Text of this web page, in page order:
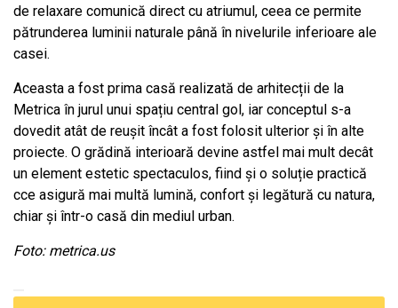
de relaxare comunică direct cu atriumul, ceea ce permite
pătrunderea luminii naturale până în nivelurile inferioare ale
casei.
Aceasta a fost prima casă realizată de arhitecții de la
Metrica în jurul unui spațiu central gol, iar conceptul s-a
dovedit atât de reușit încât a fost folosit ulterior și în alte
proiecte. O grădină interioară devine astfel mai mult decât
un element estetic spectaculos, fiind și o soluție practică
cce asigură mai multă lumină, confort și legătură cu natura,
chiar și într-o casă din mediul urban.
Foto: metrica.us